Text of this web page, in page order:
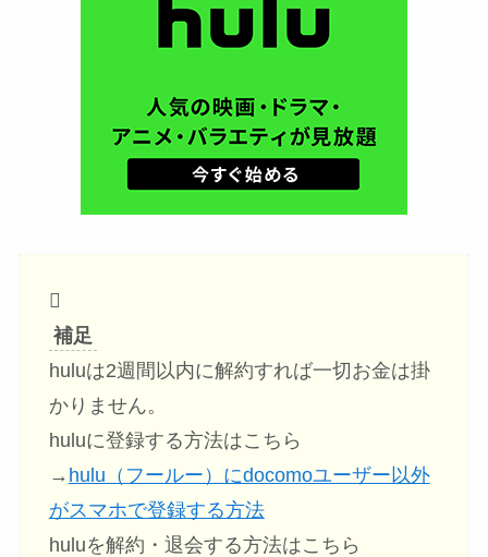
補足
huluは2週間以内に解約すれば一切お金は掛
かりません。
huluに登録する方法はこちら
→ hulu（フールー）にdocomoユーザー以外
がスマホで登録する方法
huluを解約・退会する方法はこちら